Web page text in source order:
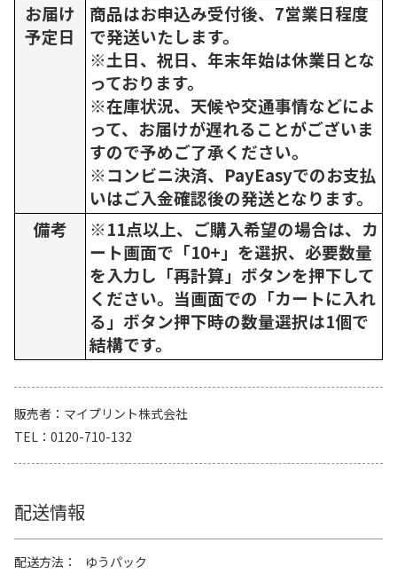
お届け
予定日
商品はお申込み受付後、7営業日程度
で発送いたします。
※土日、祝日、年末年始は休業日とな
っております。
※在庫状況、天候や交通事情などによ
って、お届けが遅れることがございま
すので予めご了承ください。
※コンビニ決済、PayEasyでのお支払
いはご入金確認後の発送となります。
備考
※11点以上、ご購入希望の場合は、カ
ート画面で「10+」を選択、必要数量
を入力し「再計算」ボタンを押下して
ください。当画面での「カートに入れ
る」ボタン押下時の数量選択は1個で
結構です。
販売者
マイプリント株式会社
TEL
0120-710-132
配送情報
配送方法
ゆうパック